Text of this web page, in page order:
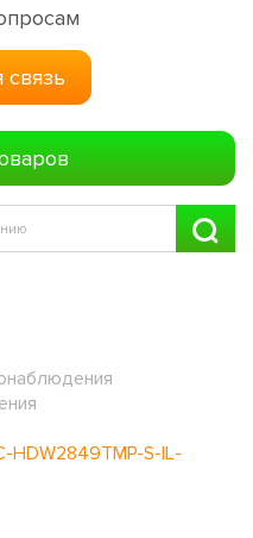
связь
HDW2849TMP-S-IL-